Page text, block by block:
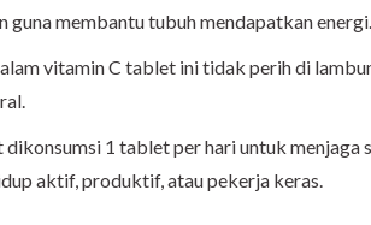
guna membantu tubuh mendapatkan energi.
vitamin C tablet ini tidak perih di
1 tablet per hari untuk menjaga
aktif, produktif, atau pekerja keras.